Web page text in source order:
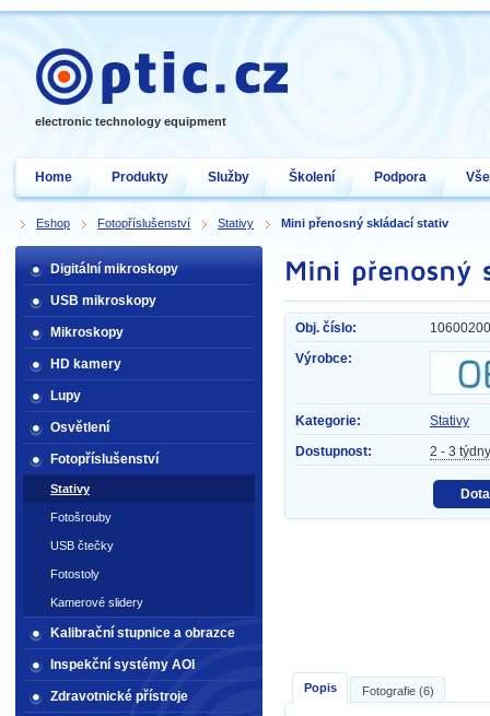
Eshop Fotopříslušenství Stativy Mini přenosný skládací stativ
Obj. číslo:
Výrobce:
Kategorie:
Stativy
Dostupnost:
2 - 3 týdny
Popis Fotografie (6)
Digitální mikroskopy
USB mikroskopy
Mikroskopy
HD kamery
Lupy
Osvětlení
Fotopříslušenství
Stativy
Fotošrouby
USB čtečky
Fotostoly
Kamerové slidery
Kalibrační stupnice a obrazce
Inspekční systémy AOI
Zdravotnické přístroje
electronic technology equipment
Home Produkty Služby Školení Podpora